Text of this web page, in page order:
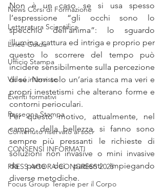
News Corsi di Formazione
Letteratura Scientifica
Linee Guida
Ufficio Stampa
Video interviste
Eventi formativi
Rassegna Stampa
Contenuto riservato ai soci
CONSENSI INFORMATI
PRESS AGORA CONGRESS 2025
Focus Group Terapie per il Corpo
Non è un caso se si usa spesso
l’espressione “gli occhi sono lo
specchio dell’anima”: lo sguardo
illumina, cattura ed intriga e proprio per
questo lo scorrere del tempo può
incidere sensibilmente sulla percezione
di sé. Non solo un’aria stanca ma veri e
propri inestetismi che alterano forme e
contorni perioculari.
Per questo motivo, attualmente, nel
campo della bellezza, si fanno sono
sempre più pressanti le richieste di
soluzioni non invasive o mini invasive
da parte dei pazienti impiegando
diverse metodiche.